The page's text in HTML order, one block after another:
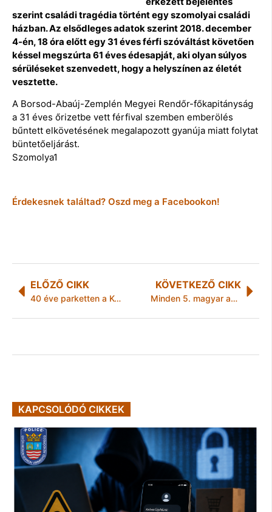
szerint családi tragédia történt egy szomolyai családi
házban. Az elsődleges adatok szerint 2018. december
4-én, 18 óra előtt egy 31 éves férfi szóváltást követően
késsel megszúrta 61 éves édesapját, aki olyan súlyos
sérüléseket szenvedett, hogy a helyszínen az életét
vesztette.
A Borsod-Abaúj-Zemplén Megyei Rendőr-főkapitányság
a 31 éves őrizetbe vett férfival szemben emberölés
bűntett elkövetésének megalapozott gyanúja miatt folytat
büntetőeljárást.
Szomolya1
Érdekesnek találtad? Oszd meg a Facebookon!
ELŐZŐ CIKK
40 éve parketten a KÖDMÖN
KÖVETKEZŐ CIKK
Minden 5. magyar adott már tovább karácsonyra kapott ajándékot
KAPCSOLÓDÓ CIKKEK